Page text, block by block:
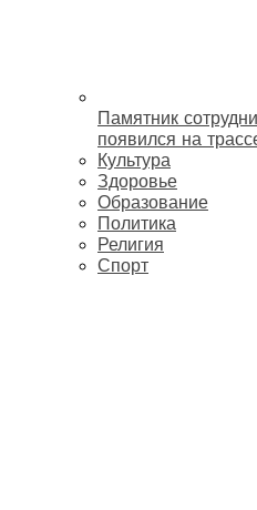
Памятник
появился на
Культура
Здоровье
Образование
Политика
Религия
Спорт